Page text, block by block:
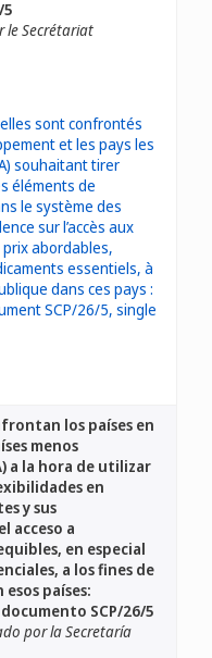
le Secrétariat
los países en
menos
a la hora de utilizar
en
y sus
acceso a
en especial
a los fines de
países:
SCP/26/5
por la Secretaría